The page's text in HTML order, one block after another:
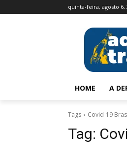
quinta-feira, agosto 6,
HOME A
Tags Covid-19
Tag: